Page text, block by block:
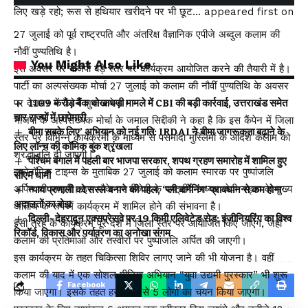
लिए खड़े रहो; रूस से हथियार खरीदने पर भी छूट… appeared first on
.
You Might Also Like
₹1109 करोड़ बैंक धोखाधड़ी मामले में CBI की बड़ी कार्रवाई, उत्तराखंड समेत
चार राज्यों में छापेमारी
बीमा सबके लिए’ अभियान को नई गति: IRDAI ने बीमा जागरूकता बढ़ाने के
लिए लॉन्च की कॉमिक बुक श्रृंखला
पश्चिम बंगाल में पहली बार भाजपा सरकार, शपथ ग्रहण समारोह में शामिल हुए
सीएम धामी
न्याय प्रणाली को सरल बनाने की पहल, ‘प्ली बार्गेनिंग’ प्रावधान से कम होगा
अदालतों का बोझ
दिल्ली–देहरादून एक्सप्रेसवे पर 19 किमी एलिवेटेड रोड: इंजीनियरिंग का विश्व
रिकॉर्ड, विकास और पर्यावरण का अनोखा संगम
Facebook
27 जुलाई को पूर्व राष्ट्रपति और अंतरिक्ष वैज्ञानिक एपीजे अब्दुल कलाम की
नौवीं पुण्यतिथि है।
इस अवसर पर बीजेपी बड़े स्तर पर कार्यक्रम आयोजित करने की तैयारी में है।
पार्टी का अल्पसंख्यक मोर्चा 27 जुलाई को कलाम की नौवीं पुण्यतिथि के अवसर
पर देशभर में कैंपेन शुरू करेगा।
भाजपा के अल्पसंख्यक मोर्चा के जमाल सिद्दीकी ने कहा है कि इस कैंपेन में जिला
स्तर पर विभिन्न कार्यक्रमों के माध्यम से पसमांदा मुस्लिमों के आदर्श कलाम को
श्रद्धांजलि दी जाएगी।
इकोनॉमिक टाइम्स के मुताबिक 27 जुलाई को कलाम स्मारक पर पुष्पांजलि
अर्पित की जाएगी। इस मौके पर बीजेपी के राष्ट्रीय अध्यक्ष जेपी नड्डा के मुख्य
अतिथि के रूप में कार्यक्रम में शामिल होने की संभावना है।
इसी तरह के कार्यक्रम पूरे देश में जिला स्तर पर आयोजित किए जाएंगे, जहां
कलाम की प्रतिमाओं और तस्वीरों पर पुष्पांजलि अर्पित की जाएगी।
इस कार्यक्रम के तहत चिकित्सा शिविर लागए जाने की भी योजना है। वहीं
कलाम की याद में एक सोशल मीडिया अभियान “युवा उद्यमी पुरस्कार” भी शुरू
किया जाएगा। इसके तहत हर राज्य से 5 लोगों का चयन किया जाएगा।